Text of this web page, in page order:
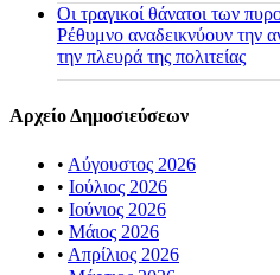
Οι τραγικοί θάνατοι των
Ρέθυμνο αναδεικνύουν την
την πλευρά της πολιτείας
Αρχείο Δημοσιεύσεων
• Αύγουστος 2026
• Ιούλιος 2026
• Ιούνιος 2026
• Μάιος 2026
• Απρίλιος 2026